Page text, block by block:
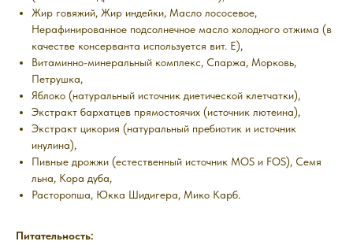
Жир говяжий, Жир индейки, Масло лососевое,
Нерафинированное подсолнечное масло холодного отжима (в
качестве консерванта используется вит. E),
Витаминно-минеральный комплекс, Спаржа, Морковь,
Петрушка,
Яблоко (натуральный источник диетической клетчатки),
Экстракт бархатцев прямостоячих (источник лютеина),
Экстракт цикория (натуральный пребиотик и источник
инулина),
Пивные дрожжи (естественный источник MOS и FOS), Семя
льна, Кора дуба,
Расторопша, Юкка Шидигера, Мико Карб.
Питательность: